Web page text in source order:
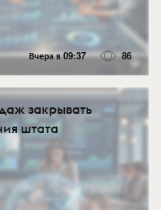
Вчера в 09:37 86
закрывать
штата